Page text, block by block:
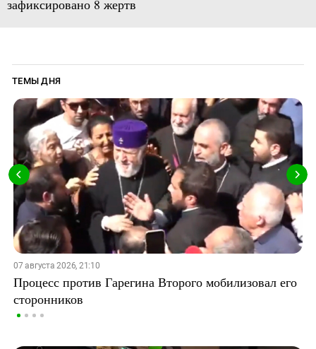
зафиксировано 8 жертв
ТЕМЫ ДНЯ
07 августа 2026, 21:10
Процесс против Гарегина Второго мобилизовал его
сторонников